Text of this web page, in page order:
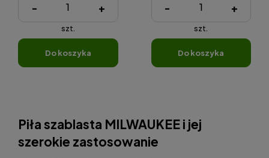
- +
szt.
do koszyka
- +
szt.
do koszyka
Piła szablasta MILWAUKEE i jej
szerokie zastosowanie